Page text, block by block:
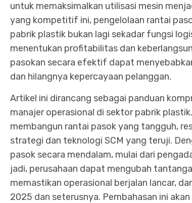
untuk memaksimalkan utilisasi mesin
yang kompetitif ini, pengelolaan rantai
pabrik plastik bukan lagi sekadar fungsi
menentukan profitabilitas dan
pasokan secara efektif dapat
dan hilangnya kepercayaan pelanggan.
Artikel ini dirancang sebagai panduan
manajer operasional di sektor pabrik
membangun rantai pasok yang tangguh,
strategi dan teknologi SCM yang teruji.
pasok secara mendalam, mulai dari
jadi, perusahaan dapat mengubah
memastikan operasional berjalan lancar,
2025 dan seterusnya. Pembahasan ini